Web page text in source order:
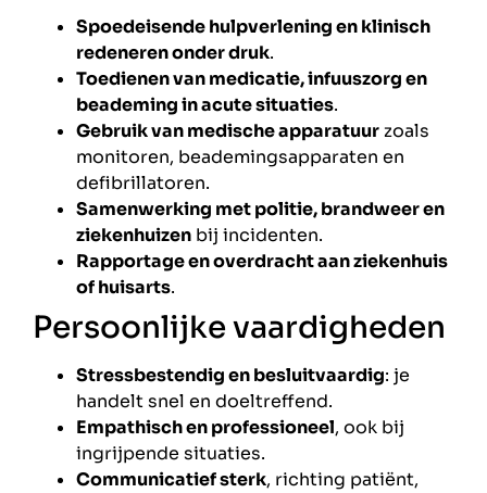
Spoedeisende hulpverlening en klinisch
redeneren onder druk.
Toedienen van medicatie, infuuszorg en
beademing in acute situaties.
Gebruik van medische apparatuurzoals
monitoren, beademingsapparaten en
defibrillatoren.
Samenwerking met politie, brandweer en
ziekenhuizen bij incidenten.
Rapportage en overdracht aan ziekenhuis
of huisarts.
Persoonlijke vaardigheden
Stressbestendig en besluitvaardig: je
handelt snel en doeltreffend.
Empathisch en professioneel, ook bij
ingrijpende situaties.
Communicatief sterk, richting patiënt,